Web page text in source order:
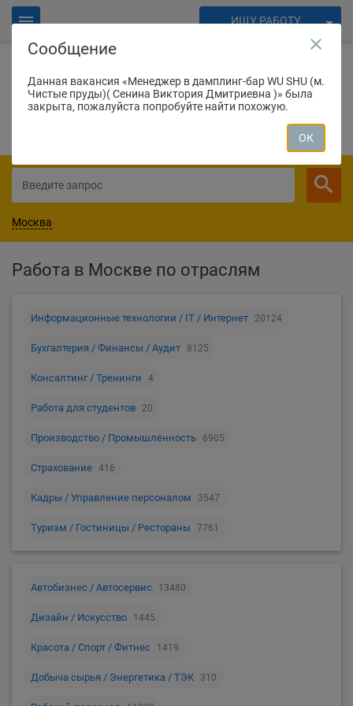
ИЩУ РАБОТУ
ИЩУ СОТРУДНИКОВ
Для работодателей
1151соискатель нашли работу вчера
Москва
Работа в Москве по отраслям
Информационные технологии / IT / Интернет 20124
Бухгалтерия / Финансы / Аудит 8125
Консалтинг / Тренинги 4
Работа для студентов 20
Производство / Промышленность 6905
Страхование 416
Кадры / Управление персоналом 3547
Туризм / Гостиницы / Рестораны 7761
Автобизнес / Автосервис 13480
Дизайн / Искусство 1445
Красота / Спорт / Фитнес 1419
Добыча сырья / Энергетика / ТЭК 310
close
Сообщение
Данная вакансия «Менеджер в дамплинг-бар WU SHU (м.
Чистые пруды)( Сенина Виктория Дмитриевна )» была
закрыта, пожалуйста попробуйте найти похожую.
ОК